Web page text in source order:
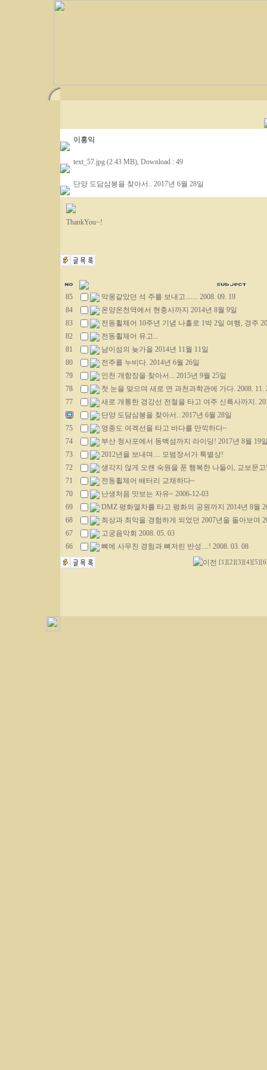
이홍익
text_57.jpg (2.43 MB), Download : 49
단양 도담삼봉을 찾아서.. 2017년 6월 28일
ThankYou~!
85
악몽같았던 석 주를 보내고....... 2008. 09. 19
84
온양온천역에서 현충사까지 2014년 8월 9일
83
전동휠체어 10주년 기념 나홀로 1박 2일 여행, 경주
82
전동휠체어 유고...
81
남이섬의 늦가을 2014년 11월 11일
80
전주를 누비다. 2014년 6월 26일
79
인천 개항장을 찾아서... 2015년 9월 25일
78
첫 눈을 맞으며 새로 연 과천과학관에 가다. 2008. 11.
77
새로 개통한 경강선 전철을 타고 여주 신륵사까지.
단양 도담삼봉을 찾아서.. 2017년 6월 28일
75
영종도 여겍선을 타고 바다를 만끽하다~
74
부산 청사포에서 동백섬까지 라이딩! 2017년 8월 19
73
2012년을 보내며.... 모범장서가 특별상!
72
생각지 않게 오랜 숙원을 푼 행복한 나들이, 교보문고
71
전동휠체어 배터리 교채하다~
70
난생처음 맛보는 자유~ 2006-12-03
69
DMZ 평화열차를 타고 평화의 공원까지 2014년 8월
68
최상과 최악을 경험하게 되었던 2007년을 돌아보며
67
고궁음악회 2008. 05. 03
66
뼈에 사무친 경험과 뼈저린 반성....! 2008. 03. 08
[1] [2] [3] [4] [5]